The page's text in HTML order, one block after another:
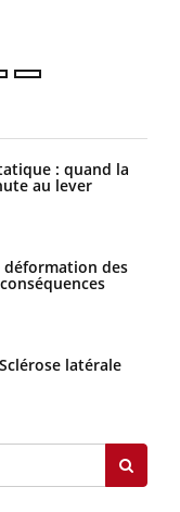
: quand la
au lever
déformation des
latérale